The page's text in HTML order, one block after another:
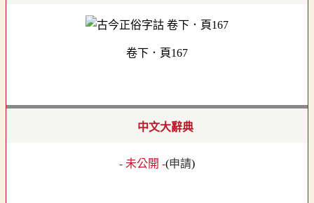
卷下．頁167
中文大辭典
- 未公開 -(申請)